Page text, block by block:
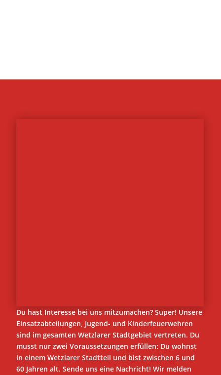
Du hast Interesse bei uns mitzumachen? Super! Unsere
Einsatzabteilungen, Jugend- und Kinderfeuerwehren
sind im gesamten Wetzlarer Stadtgebiet vertreten. Du
musst nur zwei Voraussetzungen erfüllen: Du wohnst
in einem Wetzlarer Stadtteil und bist zwischen 6 und
60 Jahren alt. Sende uns eine Nachricht! Wir melden